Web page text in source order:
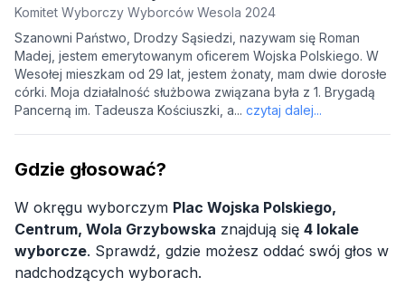
Komitet Wyborczy Wyborców Wesola 2024
Szanowni Państwo, Drodzy Sąsiedzi, nazywam się Roman
Madej, jestem emerytowanym oficerem Wojska Polskiego. W
Wesołej mieszkam od 29 lat, jestem żonaty, mam dwie dorosłe
córki. Moja działalność służbowa związana była z 1. Brygadą
Pancerną im. Tadeusza Kościuszki, a... czytaj dalej...
Gdzie głosować?
W okręgu wyborczym Plac Wojska Polskiego,
Centrum, Wola Grzybowska znajdują się 4 lokale
wyborcze. Sprawdź, gdzie możesz oddać swój głos w
nadchodzących wyborach.